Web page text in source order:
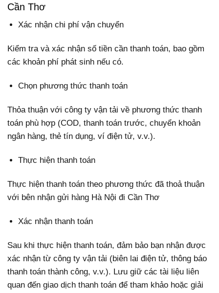
Cần Thơ
Xác nhận chi phí vận chuyển
Kiểm tra và xác nhận số tiền cần thanh toán, bao gồm
các khoản phí phát sinh nếu có.
Chọn phương thức thanh toán
Thỏa thuận với công ty vận tải về phương thức thanh
toán phù hợp (COD, thanh toán trước, chuyển khoản
ngân hàng, thẻ tín dụng, ví điện tử, v.v.).
Thực hiện thanh toán
Thực hiện thanh toán theo phương thức đã thoả thuận
với bên nhận gửi hàng Hà Nội đi Cần Thơ
Xác nhận thanh toán
Sau khi thực hiện thanh toán, đảm bảo bạn nhận được
xác nhận từ công ty vận tải (biên lai điện tử, thông báo
thanh toán thành công, v.v.). Lưu giữ các tài liệu liên
quan đến giao dịch thanh toán để tham khảo hoặc giải